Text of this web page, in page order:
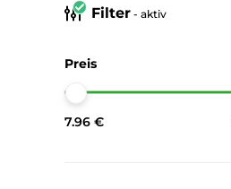
Filter - aktiv
Preis
7.96 €